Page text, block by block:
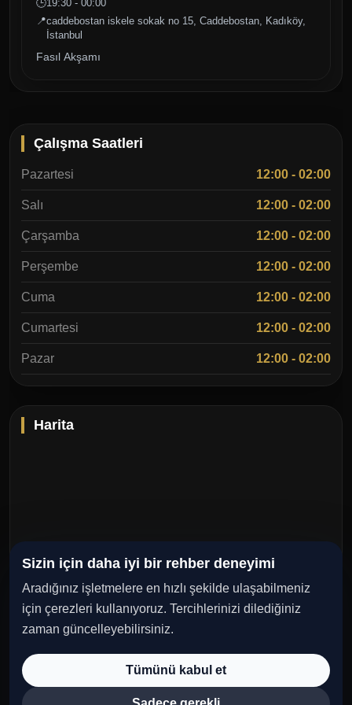
🕒19:30 - 00:00
📍caddebostan iskele sokak no 15, Caddebostan, Kadıköy,
İstanbul
Fasıl Akşamı
Çalışma Saatleri
Pazartesi 12:00 - 02:00
Salı 12:00 - 02:00
Çarşamba 12:00 - 02:00
Perşembe 12:00 - 02:00
Cuma 12:00 - 02:00
Cumartesi 12:00 - 02:00
Pazar 12:00 - 02:00
Harita
Caddebostan, Caddebostan İskele Sk. 15D, 34728 Kadıköy/
İstanbul, Türkiye
Sizin için daha iyi bir rehber deneyimi
Aradığınız işletmelere en hızlı şekilde ulaşabilmeniz
için çerezleri kullanıyoruz. Tercihlerinizi dilediğiniz
zaman güncelleyebilirsiniz.
Tümünü kabul et